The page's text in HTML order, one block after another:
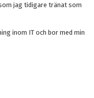
jag tidigare tränat som
inom IT och bor med min